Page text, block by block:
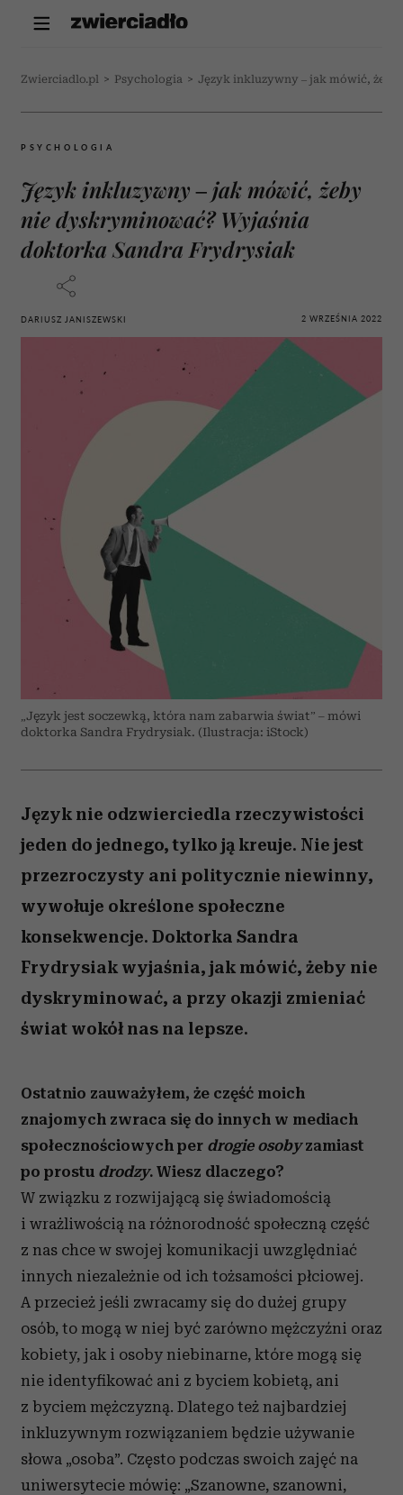
Zwierciadlo.pl > Psychologia > Język inkluzywny – jak mówić,
PSYCHOLOGIA
Język inkluzywny – jak mówić, żeby
nie dyskryminować? Wyjaśnia
doktorka Sandra Frydrysiak
DARIUSZ JANISZEWSKI 2 WRZEŚNIA 2022
„Język jest soczewką, która nam zabarwia świat” – mówi
doktorka Sandra Frydrysiak. (Ilustracja: iStock)
Język nie odzwierciedla rzeczywistości
jeden do jednego, tylko ją kreuje. Nie jest
przezroczysty ani politycznie niewinny,
wywołuje określone społeczne
konsekwencje. Doktorka Sandra
Frydrysiak wyjaśnia, jak mówić, żeby nie
dyskryminować, a przy okazji zmieniać
świat wokół nas na lepsze.
Ostatnio zauważyłem, że część moich
znajomych zwraca się do innych w mediach
społecznościowych per drogie osobyzamiast
po prostu drodzy. Wiesz dlaczego?
W związku z rozwijającą się świadomością
i wrażliwością na różnorodność społeczną część
z nas chce w swojej komunikacji uwzględniać
innych niezależnie od ich tożsamości płciowej.
A przecież jeśli zwracamy się do dużej grupy
osób, to mogą w niej być zarówno mężczyźni oraz
kobiety, jak i osoby niebinarne, które mogą się
nie identyfikować ani z byciem kobietą, ani
z byciem mężczyzną. Dlatego też najbardziej
inkluzywnym rozwiązaniem będzie używanie
słowa „osoba”. Często podczas swoich zajęć na
uniwersytecie mówię: „Szanowne, szanowni,